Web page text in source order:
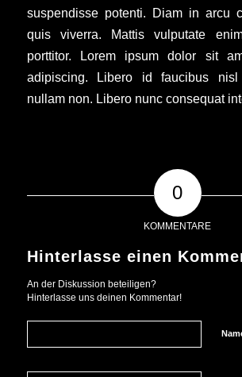
suspendisse potenti. Diam in arcu
quis viverra. Mattis vulputate
porttitor. Lorem ipsum dolor sit
adipiscing. Libero id faucibus
nullam non. Libero nunc consequat
0
KOMMENTARE
Hinterlasse einen
An der Diskussion beteiligen?
Hinterlasse uns deinen Kommentar!